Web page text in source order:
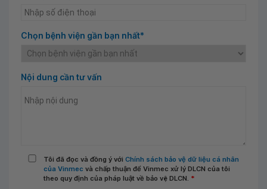
Chọn bệnh viện gần bạn nhất*
Nội dung cần tư vấn
Tôi đã đọc và đồng ý với Chính sách bảo vệ dữ liệu cá nhân
của Vinmec và chấp thuận để Vinmec xử lý DLCN của tôi
theo quy định của pháp luật về bảo vệ DLCN. *